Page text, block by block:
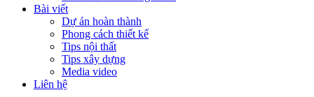
Bài viết
Dự án hoàn thành
Phong cách thiết kế
Tips nội thất
Tips xây dựng
Media video
Liên hệ